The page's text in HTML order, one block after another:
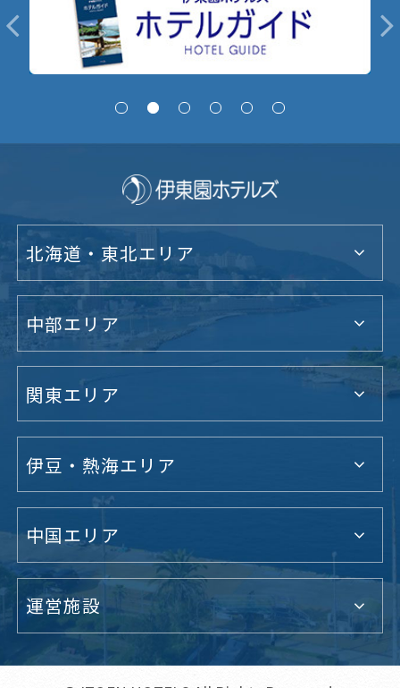
北海道・東北エリア
中部エリア
関東エリア
伊豆・熱海エリア
中国エリア
運営施設